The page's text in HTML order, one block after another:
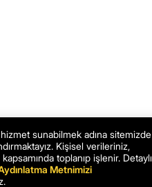
sunabilmek adına sitemizde
Kişisel verileriniz,
toplanıp işlenir. Detaylı
Metnimizi